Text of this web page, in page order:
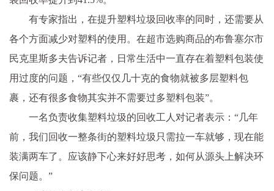
有专家指出，在提升塑料垃圾回收率的同时，还需要从
各个方面减少对塑料的使用。在超市选购商品的布鲁塞尔市
民克里斯多夫告诉记者，日常生活中一直存在着塑料包装使
用过度的问题，“有些仅仅几十克的食物就被多层塑料包
裹，还有很多食物其实并不需要过多塑料包装”。
一名负责收集塑料垃圾的回收工人对记者表示：“几年
前，我们回收一整条街的塑料垃圾只需拉一车就够，现在能
装满两车了。应该静下心来好好思考，如何从源头上解决环
保问题。”